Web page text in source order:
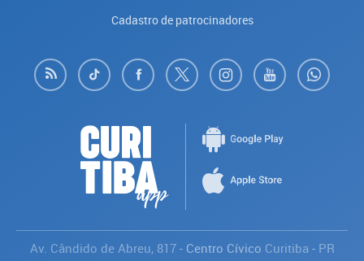
Cadastro de patrocinadores
Av. Cândido de Abreu, 817- Centro Cívico Curitiba - PR